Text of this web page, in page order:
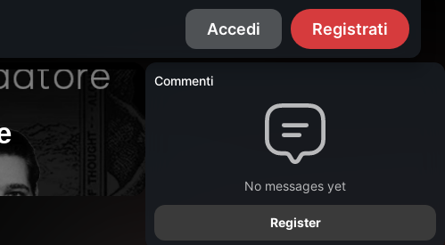
Accedi Registrati
Commenti
No messages yet
Register